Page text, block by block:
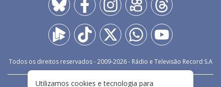
Todos os direitos reservados - 2009-2026- Rádio e Televisão Record S.A
Utilizamos cookies e tecnologia para